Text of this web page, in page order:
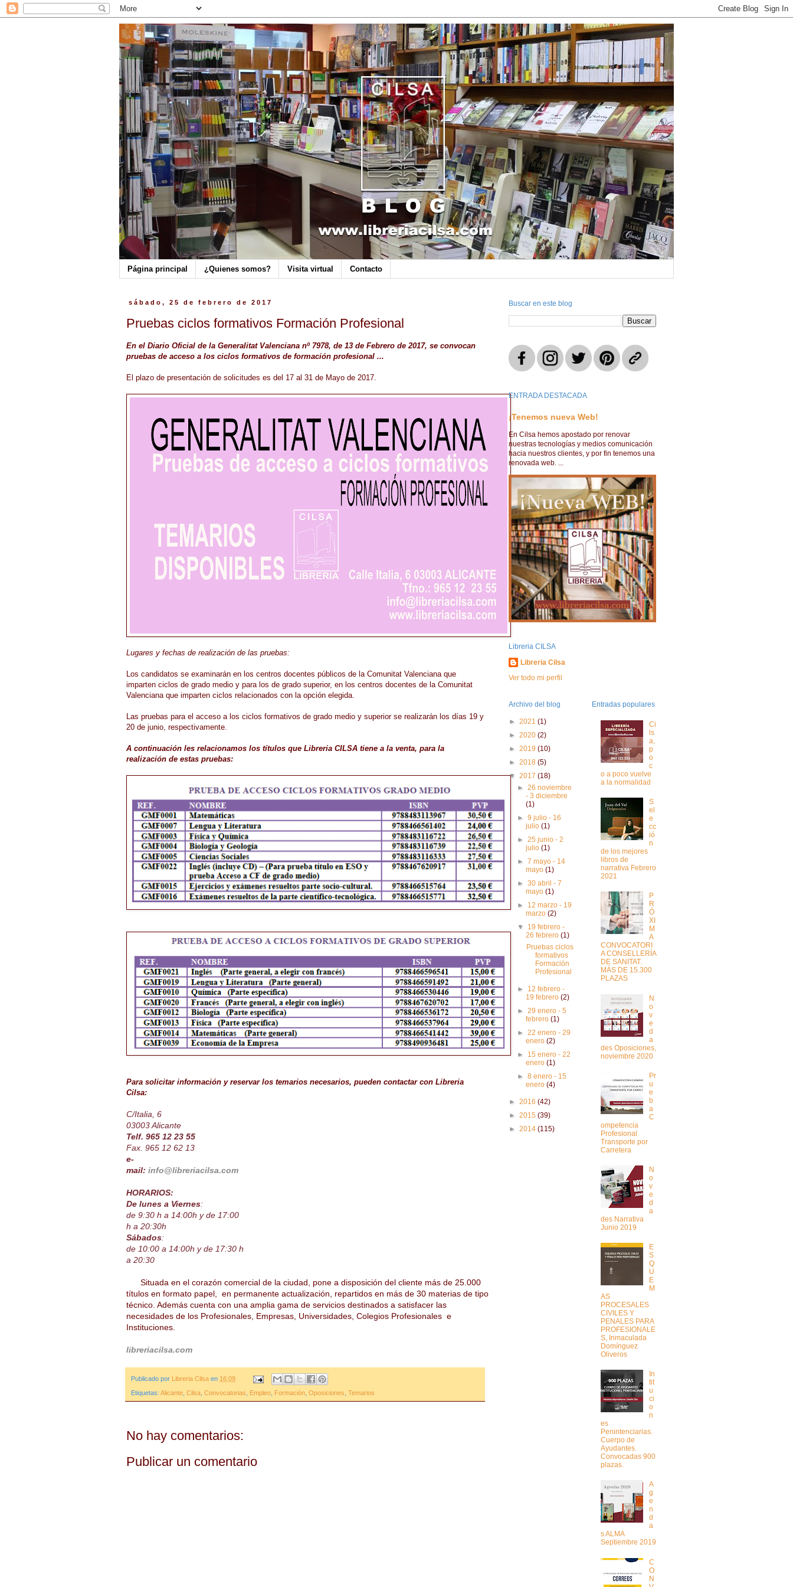
Página principal ¿Quienes somos? Visita virtual Contacto
sábado, 25 de febrero de 2017
Pruebas ciclos formativos Formación Profesional
En el Diario Oficial de la Generalitat Valenciana nº 7978, de 13 de Febrero de 2017, se convocan
pruebas de acceso a los ciclos formativos de formación profesional ...
El plazo de presentación de solicitudes es del 17 al 31 de Mayo de 2017.
Lugares y fechas de realización de las pruebas:
Los candidatos se examinarán en los centros docentes públicos de la Comunitat Valenciana que
imparten ciclos de grado medio y para los de grado superior, en los centros docentes de la Comunitat
Valenciana que imparten ciclos relacionados con la opción elegida.
Las pruebas para el acceso a los ciclos formativos de grado medio y superior se realizarán los días 19 y
20 de junio, respectivamente.
A continuación les relacionamos los títulos que Libreria CILSA tiene a la venta, para la
realización de estas pruebas:
Para solicitar información y reservar los temarios necesarios, pueden contactar con Libreria
Cilsa:
C/Italia, 6
03003 Alicante
Telf. 965 12 23 55
Fax. 965 12 62 13
e-
mail: info@libreriacilsa.com
HORARIOS:
De lunes a Viernes:
de 9:30 h a 14:00h y de 17:00
h a 20:30h
Sábados:
de 10:00 a 14:00h y de 17:30 h
a 20:30
Situada en el corazón comercial de la ciudad, pone a disposición del cliente más de 25.000
títulos en formato papel, en permanente actualización, repartidos en más de 30 materias de tipo
técnico. Además cuenta con una amplia gama de servicios destinados a satisfacer las
necesidades de los Profesionales, Empresas, Universidades, Colegios Profesionales e
Instituciones.
libreriacilsa.com
Publicado por Libreria Cilsa en 16:09
Etiquetas: Alicante Cilsa Convocatorias Empleo Formación Oposiciones Temarios
No hay comentarios:
Publicar un comentario
Buscar en este blog
ENTRADA DESTACADA
¡Tenemos nueva Web!
En Cilsa hemos apostado por renovar
nuestras tecnologías y medios comunicación
hacia nuestros clientes, y por fin tenemos una
renovada web. ...
Libreria CILSA
Libreria Cilsa
Ver todo mi perfil
Archivo del blog
► 2021 (1)
► 2020 (2)
► 2019 (10)
► 2018 (5)
▼ 2017 (18)
►26 noviembre
- 3 diciembre
(1)
►9 julio - 16
julio(1)
►25 junio - 2
julio(1)
►7 mayo - 14
mayo(1)
►30 abril - 7
mayo(1)
► 12 marzo - 19
marzo(2)
▼ 19 febrero -
26 febrero(1)
Pruebas ciclos
formativos
Formación
Profesional
► 12 febrero -
19 febrero(2)
►29 enero - 5
febrero(1)
►22 enero - 29
enero(2)
► 15 enero - 22
enero(1)
►8 enero - 15
enero(4)
► 2016 (42)
► 2015 (39)
► 2014 (115)
Entradas populares
Ci
ls
a,
p
o
c
o a poco vuelve
a la normalidad
S
el
e
cc
ió
n
de los mejores
libros de
narrativa Febrero
2021
P
R
Ó
XI
M
A
CONVOCATORI
A CONSELLERÍA
DE SANITAT.
MÁS DE 15.300
PLAZAS
N
o
v
e
d
a
des Oposiciones,
noviembre 2020
Pr
u
e
b
a
C
ompetencia
Profesional
Transporte por
Carretera
N
o
v
e
d
a
des Narrativa
Junio 2019
E
S
Q
U
E
M
AS
PROCESALES
CIVILES Y
PENALES PARA
PROFESIONALE
S, Inmaculada
Domínguez
Oliveros
In
tit
u
ci
o
n
es
Penintenciarias.
Cuerpo de
Ayudantes.
Convocadas 900
plazas.
A
g
e
n
d
a
s ALMA
Septiembre 2019
C
O
N